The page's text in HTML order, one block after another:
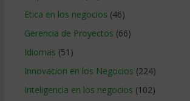
Etica en los negocios (46)
Gerencia de Proyectos (66)
Idiomas (51)
Innovacion en los Negocios (224)
Inteligencia en los negocios (102)